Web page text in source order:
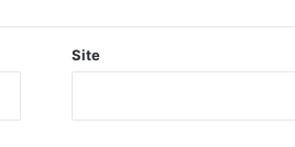
Site